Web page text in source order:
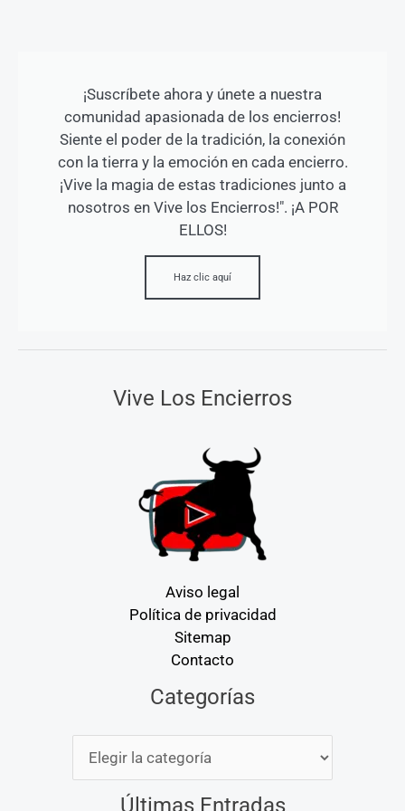
¡Suscríbete ahora y únete a nuestra
comunidad apasionada de los encierros!
Siente el poder de la tradición, la conexión
con la tierra y la emoción en cada encierro.
¡Vive la magia de estas tradiciones junto a
nosotros en Vive los Encierros!". ¡A POR
ELLOS!
Haz clic aquí
Vive Los Encierros
Aviso legal
Política de privacidad
Sitemap
Contacto
Categorías
Últimas Entradas